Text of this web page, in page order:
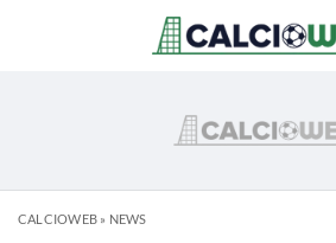
CALCIOWEB» NEWS